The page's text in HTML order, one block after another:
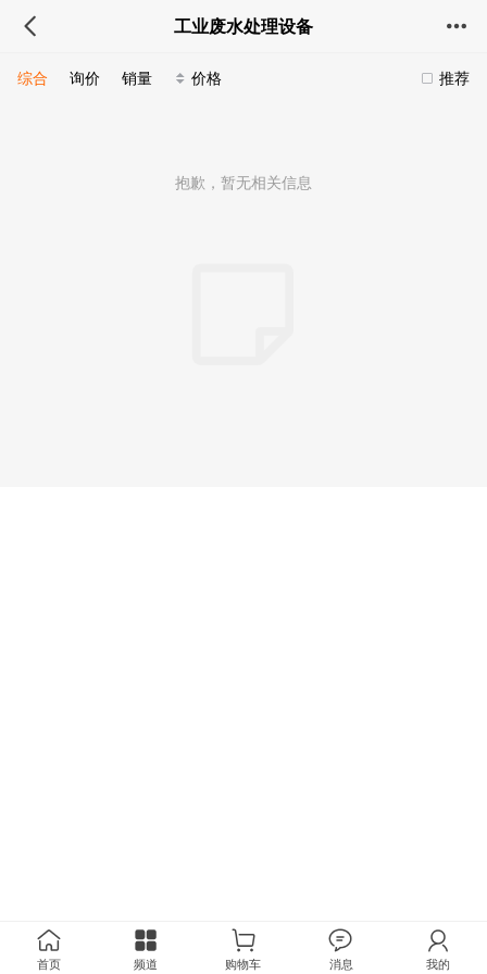
工业废水处理设备
推荐
综合 询价 销量 价格
抱歉，暂无相关信息
首页 频道 购物车 消息 我的